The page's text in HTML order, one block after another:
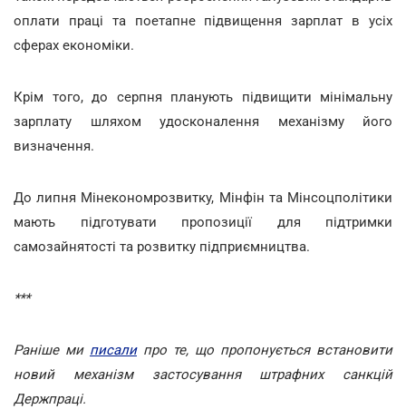
оплати праці та поетапне підвищення зарплат в усіх
сферах економіки.
Крім того, до серпня планують підвищити мінімальну
зарплату шляхом удосконалення механізму його
визначення.
До липня Мінекономрозвитку, Мінфін та Мінсоцполітики
мають підготувати пропозиції для підтримки
самозайнятості та розвитку підприємництва.
***
Раніше ми писалипро те, що пропонується встановити
новий механізм застосування штрафних санкцій
Держпраці.